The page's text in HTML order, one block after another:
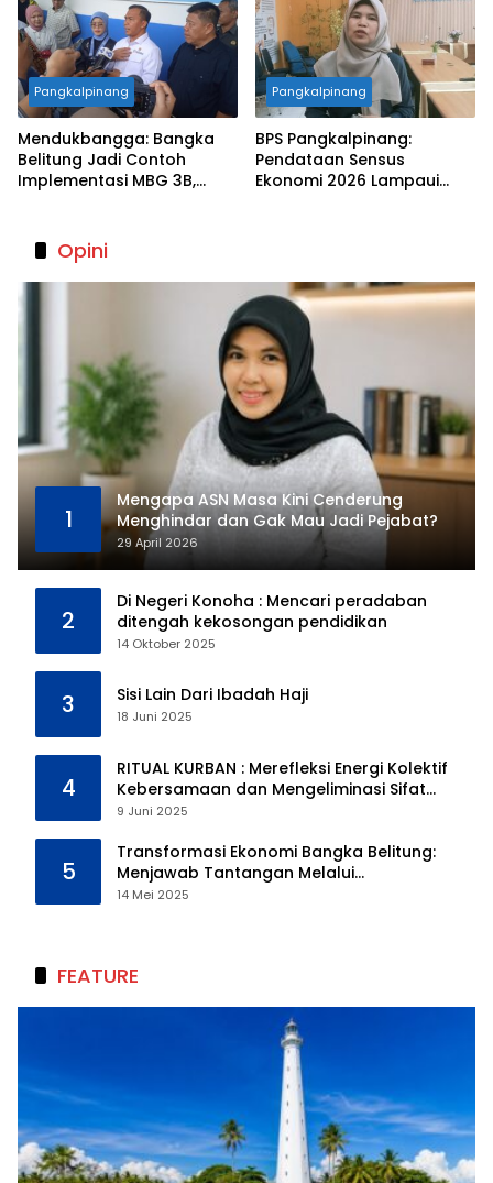
Pangkalpinang
Mendukbangga: Bangka
Belitung Jadi Contoh
Implementasi MBG 3B,
Pangkalpinang
BPS Pangkalpinang:
Pendataan Sensus
Ekonomi 2026 Lampaui
Opini
1
Mengapa ASN Masa Kini Cenderung
Menghindar dan Gak Mau Jadi Pejabat?
29 April 2026
2
Di Negeri Konoha : Mencari peradaban
ditengah kekosongan pendidikan
14 Oktober 2025
3 Sisi Lain Dari Ibadah Haji
18 Juni 2025
4
RITUAL KURBAN : Merefleksi Energi Kolektif
Kebersamaan dan Mengeliminasi Sifat
Kebinatangan Manusia
9 Juni 2025
5
Transformasi Ekonomi Bangka Belitung:
Menjawab Tantangan Melalui
Pengelolaan Sumber Daya Alam yang
14 Mei 2025
FEATURE